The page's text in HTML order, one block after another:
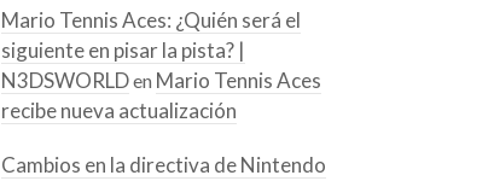
Mario Tennis Aces: ¿Quién será el
siguiente en pisar la pista? |
N3DSWORLDen Mario Tennis Aces
recibe nueva actualización
Cambios en la directiva de Nintendo